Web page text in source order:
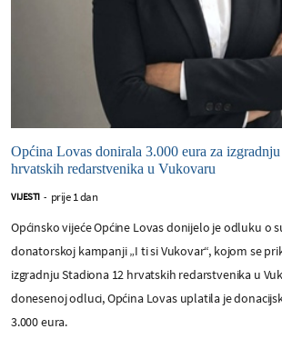
Općina Lovas donirala 3.000 eura za
hrvatskih redarstvenika u Vukovaru
VIJESTI - prije 1 dan
Općinsko vijeće Općine Lovas donijelo je odluku o
donatorskoj kampanji „I ti si Vukovar“, kojom se
izgradnju Stadiona 12 hrvatskih redarstvenika u
donesenoj odluci, Općina Lovas uplatila je
3.000 eura.